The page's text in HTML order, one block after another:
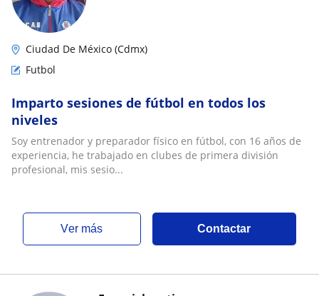
Ciudad De México (Cdmx)
Futbol
Imparto sesiones de fútbol en todos los
niveles
Soy entrenador y preparador físico en fútbol, con 16 años de
experiencia, he trabajado en clubes de primera división
profesional, mis sesio...
ver más Contactar